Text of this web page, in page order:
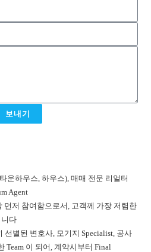
보내기
운하우스, 하우스), 매매 전문 리얼터
Agent
먼저 참여함으로서, 고객께 가장 저렴한
다
선별된 변호사, 모기지 Specialist, 공사
Team 이 되어, 계약시부터 Final